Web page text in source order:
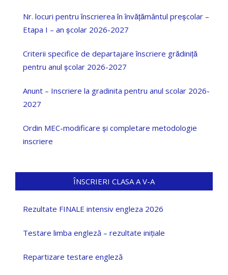
Nr. locuri pentru înscrierea în învățământul preșcolar –
Etapa I – an școlar 2026-2027
Criterii specifice de departajare înscriere grădiniță
pentru anul școlar 2026-2027
Anunt – Inscriere la gradinita pentru anul scolar 2026-
2027
Ordin MEC-modificare și completare metodologie
inscriere
ÎNSCRIERI CLASA A V-A
Rezultate FINALE intensiv engleza 2026
Testare limba engleză – rezultate inițiale
Repartizare testare engleză